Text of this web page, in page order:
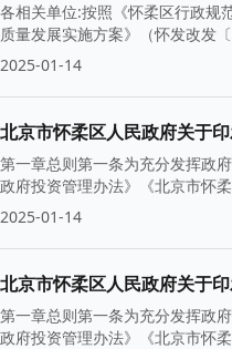
各相关单位:按照《怀柔区行政规
质量发展实施方案》（怀发改发
2025-01-14
北京市怀柔区人民政府关于
第一章总则第一条为充分发挥政
政府投资管理办法》《北京市怀
2025-01-14
北京市怀柔区人民政府关于
第一章总则第一条为充分发挥政
政府投资管理办法》《北京市怀